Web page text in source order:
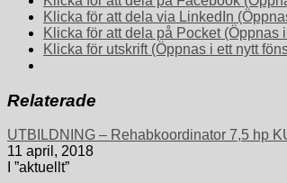
Klicka för att dela via LinkedIn
Klicka för att dela på Pocket (Öppnas
Klicka för utskrift (Öppnas i ett nytt
Relaterade
UTBILDNING – Rehabkoordinator 7,5 hp
11 april, 2018
I ”aktuellt”